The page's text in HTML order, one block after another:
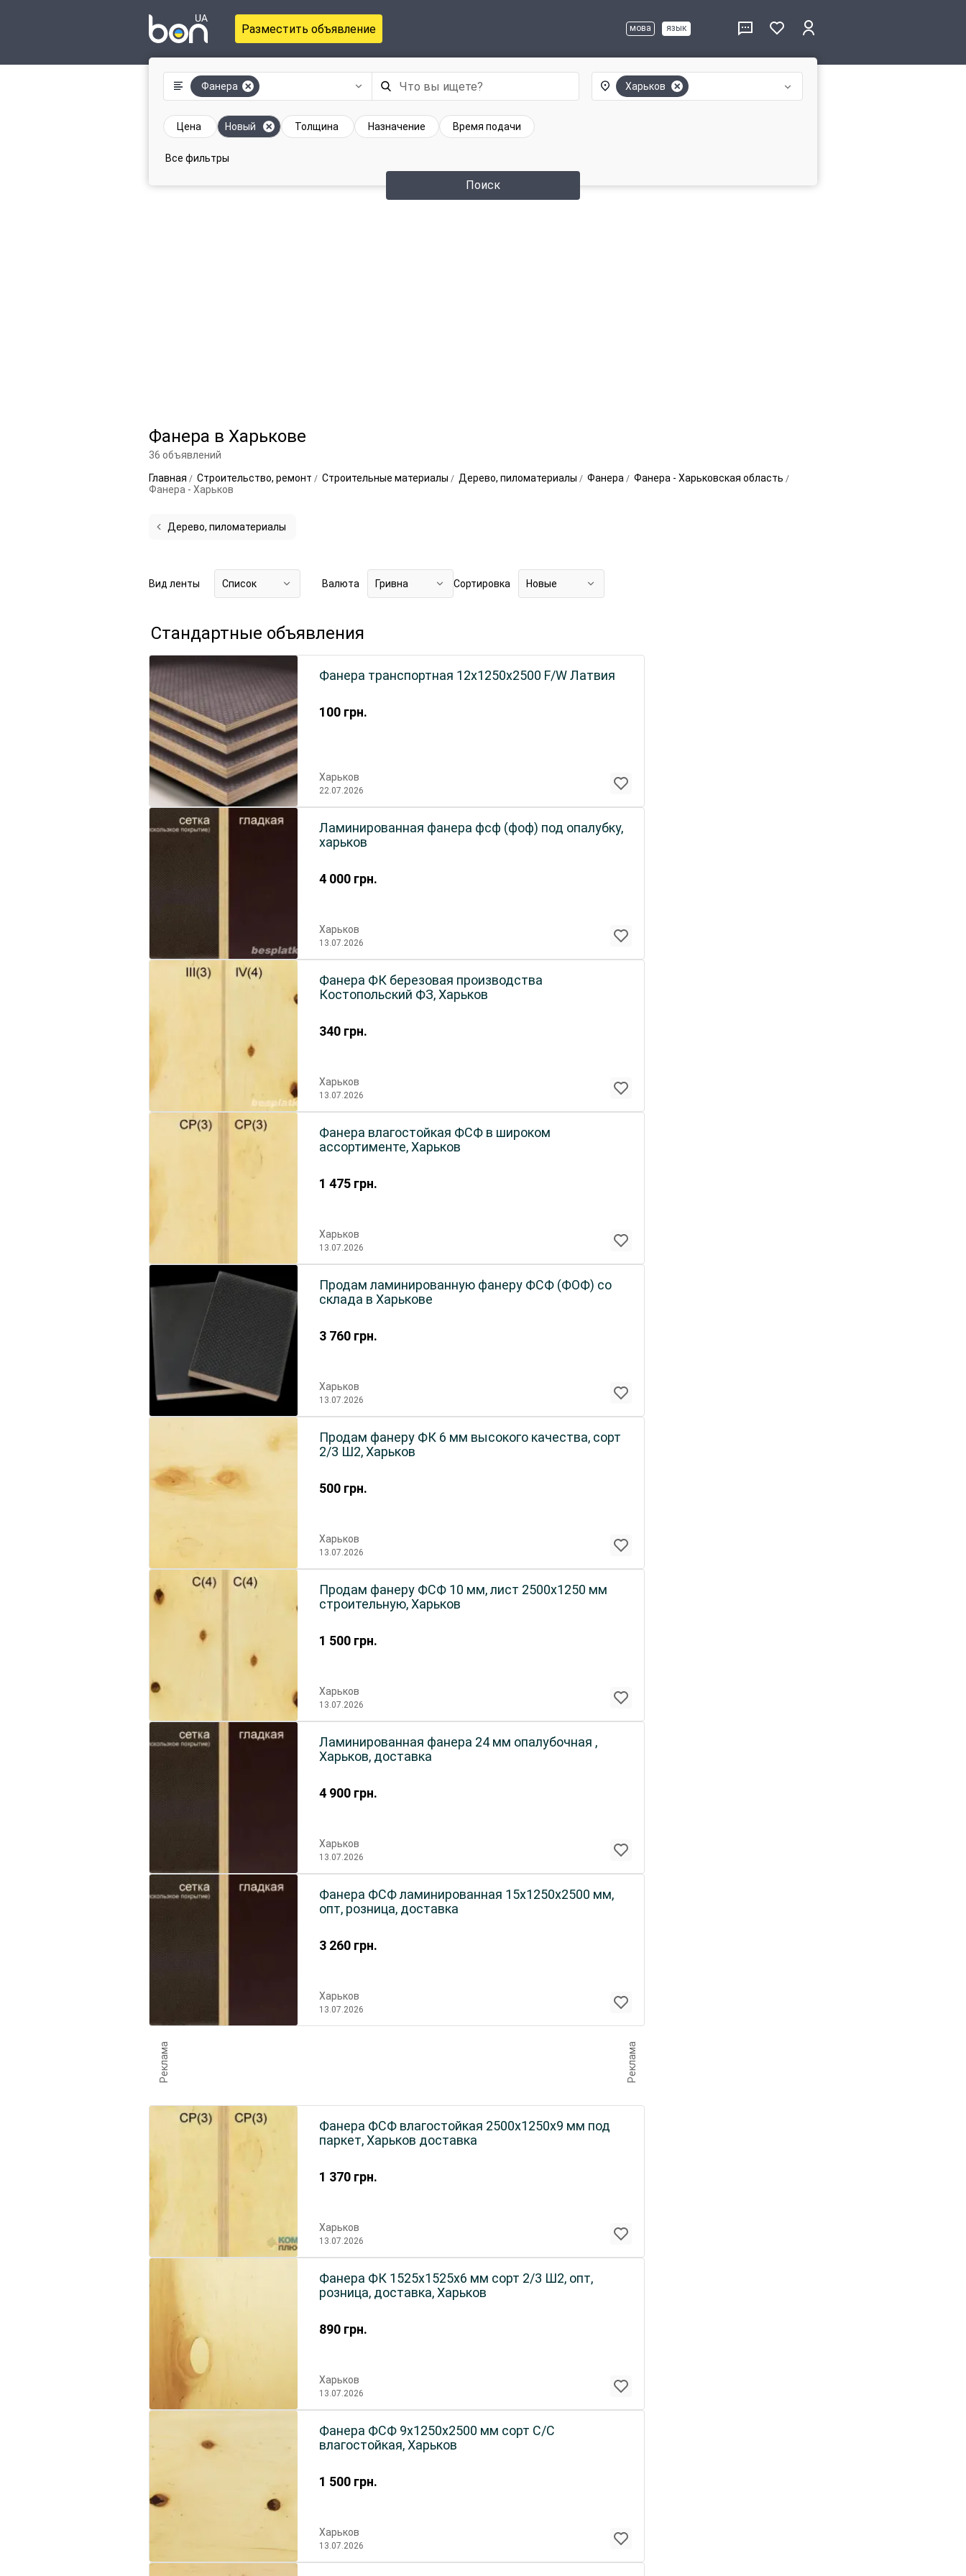
Разместить объявление мова язык
Фанера Харьков
Поиск
Цена Новый Толщина Назначение Время подачи
Все фильтры
Фанера в Харькове
36 объявлений
Главная
Строительство, ремонт Строительные материалы Дерево, пиломатериалы Фанера
Фанера - Харьковская область
Фанера - Харьков
Дерево, пиломатериалы
Вид ленты Список Валюта Гривна Сортировка Новые
Стандартные объявления
100 грн.
Фанера транспортная 12х1250х2500 F/W Латвия
Харьков
22.07.2026
4 000 грн.
Ламинированная фанера фсф (фоф) под опалубку,
харьков
Харьков
13.07.2026
340 грн.
Фанера ФК березовая производства
Костопольский ФЗ, Харьков
Харьков
13.07.2026
1 475 грн.
Фанера влагостойкая ФСФ в широком
ассортименте, Харьков
Харьков
13.07.2026
3 760 грн.
Продам ламинированную фанеру ФСФ (ФОФ) со
склада в Харькове
Харьков
13.07.2026
500 грн.
Продам фанеру ФК 6 мм высокого качества, сорт
2/3 Ш2, Харьков
Харьков
13.07.2026
1 500 грн.
Продам фанеру ФСФ 10 мм, лист 2500х1250 мм
строительную, Харьков
Харьков
13.07.2026
4 900 грн.
Ламинированная фанера 24 мм опалубочная ,
Харьков, доставка
Харьков
13.07.2026
3 260 грн.
Фанера ФСФ ламинированная 15х1250х2500 мм,
опт, розница, доставка
Харьков
13.07.2026
Реклама Реклама
1 370 грн.
Фанера ФСФ влагостойкая 2500х1250х9 мм под
паркет, Харьков доставка
Харьков
13.07.2026
890 грн.
Фанера ФК 1525х1525х6 мм сорт 2/3 Ш2, опт,
розница, доставка, Харьков
Харьков
13.07.2026
1 500 грн.
Фанера ФСФ 9х1250х2500 мм сорт С/С
влагостойкая, Харьков
Харьков
13.07.2026